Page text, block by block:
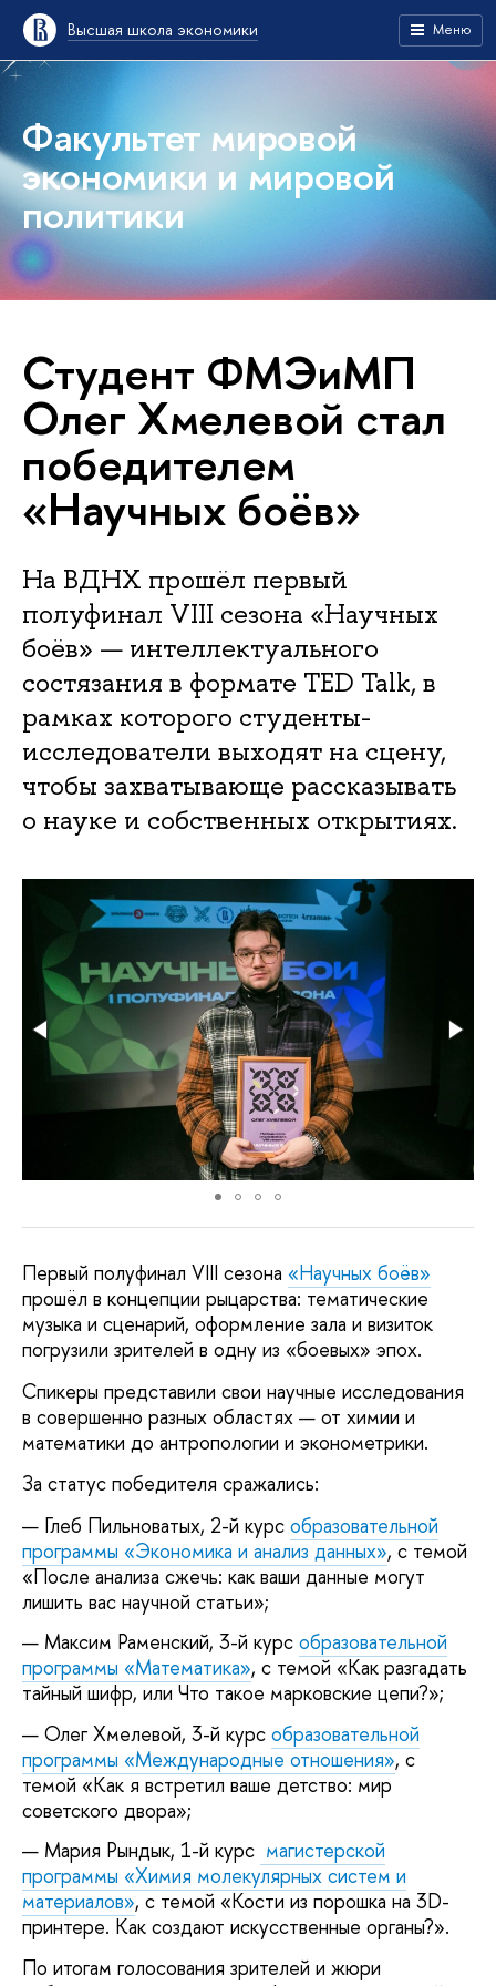
Высшая школа экономики Меню
Факультет мировой
экономики и мировой
политики
Студент ФМЭиМП
Олег Хмелевой стал
победителем
«Научных боёв»
На ВДНХ прошёл первый
полуфинал VIII сезона «Научных
боёв» — интеллектуального
состязания в формате TED Talk, в
рамках которого студенты-
исследователи выходят на сцену,
чтобы захватывающе рассказывать
о науке и собственных открытиях.
Первый полуфинал VIII сезона «Научных боёв»
прошёл в концепции рыцарства: тематические
музыка и сценарий, оформление зала и визиток
погрузили зрителей в одну из «боевых» эпох.
Спикеры представили свои научные исследования
в совершенно разных областях — от химии и
математики до антропологии и эконометрики.
За статус победителя сражались:
Глеб Пильноватых, 2-й курс образовательной
программы «Экономика и анализ данных», с темой
«После анализа сжечь: как ваши данные могут
лишить вас научной статьи»;
Максим Раменский, 3-й курс образовательной
программы «Математика», с темой «Как разгадать
тайный шифр, или Что такое марковские цепи?»;
Олег Хмелевой, 3-й курс образовательной
программы «Международные отношения», с
темой «Как я встретил ваше детство: мир
советского двора»;
Мария Рындык, 1-й курс магистерской
программы «Химия молекулярных систем и
материалов», с темой «Кости из порошка на 3D-
принтере. Как создают искусственные органы?».
По итогам голосования зрителей и жюри